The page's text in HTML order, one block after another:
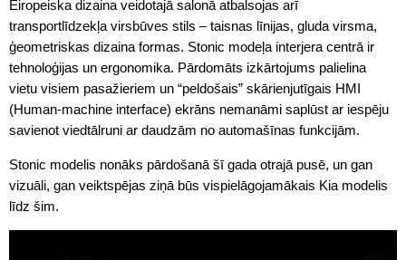
Eiropeiska dizaina veidotajā salonā atbalsojas arī
transportlīdzekļa virsbūves stils – taisnas līnijas, gluda virsma,
ģeometriskas dizaina formas. Stonic modeļa interjera centrā ir
tehnoloģijas un ergonomika. Pārdomāts izkārtojums palielina
vietu visiem pasažieriem un “peldošais” skārienjutīgais HMI
(Human-machine interface) ekrāns nemanāmi saplūst ar iespēju
savienot viedtālruni ar daudzām no automašīnas funkcijām.
Stonic modelis nonāks pārdošanā šī gada otrajā pusē, un gan
vizuāli, gan veiktspējas ziņā būs vispielāgojamākais Kia modelis
līdz šim.